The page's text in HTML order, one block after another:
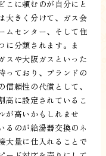
こに頼むのが自分にと
大きく分けて、ガス会
ムセンター、そして住
に分類されます。ま
スや大阪ガスといった
っており、ブランドの
頼性の代償として、
高に設定されているこ
が高いかもしれませ
るのが給湯器交換のネ
大量に仕入れることで